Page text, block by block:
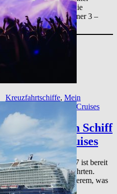
Kreuzfahrt? Dann ist die
Kreuzfahrt „Schlagerliner 3 –
TUI Cruises“ genau…
Kreuzfahrtschiffe, Mein
TUI Cruises
Die neue Mein Schiff
7 von TUI Cruises
Die neue Mein Schiff 7 ist bereit
für Ihre ersten Kreuzfahrten.
Erfahren Sie unter anderem, was
das neue Schiff zu…